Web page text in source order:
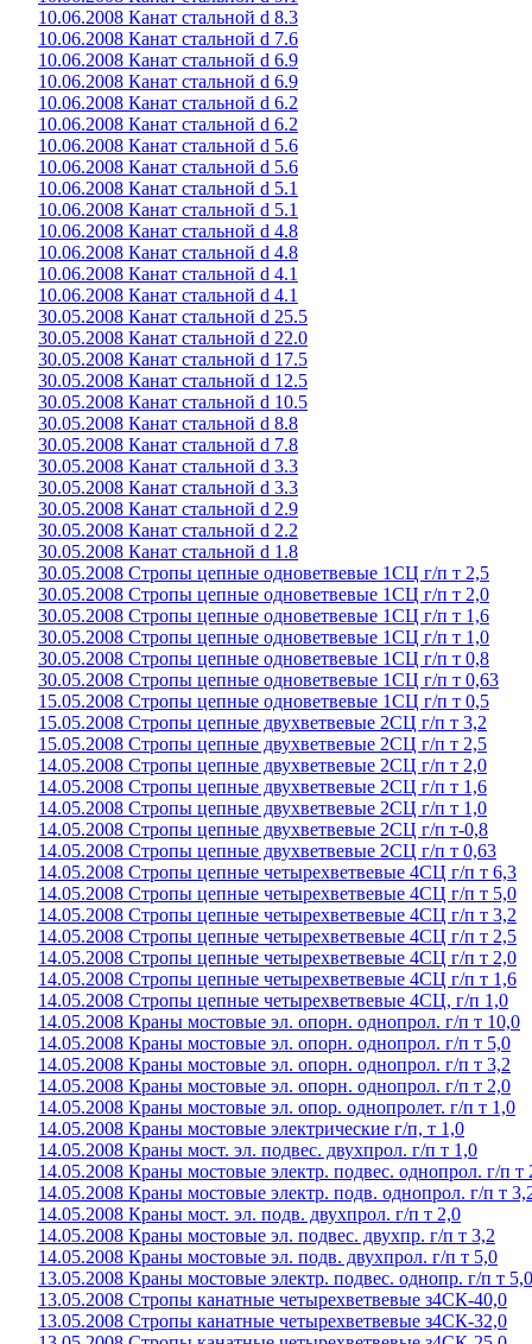
10.06.2008 Канат стальной d 8.3
10.06.2008 Канат стальной d 7.6
10.06.2008 Канат стальной d 6.9
10.06.2008 Канат стальной d 6.9
10.06.2008 Канат стальной d 6.2
10.06.2008 Канат стальной d 6.2
10.06.2008 Канат стальной d 5.6
10.06.2008 Канат стальной d 5.6
10.06.2008 Канат стальной d 5.1
10.06.2008 Канат стальной d 5.1
10.06.2008 Канат стальной d 4.8
10.06.2008 Канат стальной d 4.8
10.06.2008 Канат стальной d 4.1
10.06.2008 Канат стальной d 4.1
30.05.2008 Канат стальной d 25.5
30.05.2008 Канат стальной d 22.0
30.05.2008 Канат стальной d 17.5
30.05.2008 Канат стальной d 12.5
30.05.2008 Канат стальной d 10.5
30.05.2008 Канат стальной d 8.8
30.05.2008 Канат стальной d 7.8
30.05.2008 Канат стальной d 3.3
30.05.2008 Канат стальной d 3.3
30.05.2008 Канат стальной d 2.9
30.05.2008 Канат стальной d 2.2
30.05.2008 Канат стальной d 1.8
30.05.2008 Стропы цепные одноветвевые 1СЦ г/п т 2,5
30.05.2008 Стропы цепные одноветвевые 1СЦ г/п т 2,0
30.05.2008 Стропы цепные одноветвевые 1СЦ г/п т 1,6
30.05.2008 Стропы цепные одноветвевые 1СЦ г/п т 1,0
30.05.2008 Стропы цепные одноветвевые 1СЦ г/п т 0,8
30.05.2008 Стропы цепные одноветвевые 1СЦ г/п т 0,63
15.05.2008 Стропы цепные одноветвевые 1СЦ г/п т 0,5
15.05.2008 Стропы цепные двухветвевые 2СЦ г/п т 3,2
15.05.2008 Стропы цепные двухветвевые 2СЦ г/п т 2,5
14.05.2008 Стропы цепные двухветвевые 2СЦ г/п т 2,0
14.05.2008 Стропы цепные двухветвевые 2СЦ г/п т 1,6
14.05.2008 Стропы цепные двухветвевые 2СЦ г/п т 1,0
14.05.2008 Стропы цепные двухветвевые 2СЦ г/п т-0,8
14.05.2008 Стропы цепные двухветвевые 2СЦ г/п т 0,63
14.05.2008 Стропы цепные четырехветвевые 4СЦ г/п т 6,3
14.05.2008 Стропы цепные четырехветвевые 4СЦ г/п т 5,0
14.05.2008 Стропы цепные четырехветвевые 4СЦ г/п т 3,2
14.05.2008 Стропы цепные четырехветвевые 4СЦ г/п т 2,5
14.05.2008 Стропы цепные четырехветвевые 4СЦ г/п т 2,0
14.05.2008 Стропы цепные четырехветвевые 4СЦ г/п т 1,6
14.05.2008 Стропы цепные четырехветвевые 4СЦ, г/п 1,0
14.05.2008 Краны мостовые эл. опорн. однопрол. г/п т 10,0
14.05.2008 Краны мостовые эл. опорн. однопрол. г/п т 5,0
14.05.2008 Краны мостовые эл. опорн. однопрол. г/п т 3,2
14.05.2008 Краны мостовые эл. опорн. однопрол. г/п т 2,0
14.05.2008 Краны мостовые эл. опор. однопролет. г/п т 1,0
14.05.2008 Краны мостовые электрические г/п, т 1,0
14.05.2008 Краны мост. эл. подвес. двухпрол. г/п т 1,0
14.05.2008 Краны мостовые электр. подвес. однопрол. г/п т
14.05.2008 Краны мостовые электр. подв. однопрол. г/п т
14.05.2008 Краны мост. эл. подв. двухпрол. г/п т 2,0
14.05.2008 Краны мостовые эл. подвес. двухпр. г/п т 3,2
14.05.2008 Краны мостовые эл. подв. двухпрол. г/п т 5,0
13.05.2008 Краны мостовые электр. подвес. однопр. г/п т 5,0
13.05.2008 Стропы канатные четырехветвевые з4СК-40,0
13.05.2008 Стропы канатные четырехветвевые з4СК-32,0